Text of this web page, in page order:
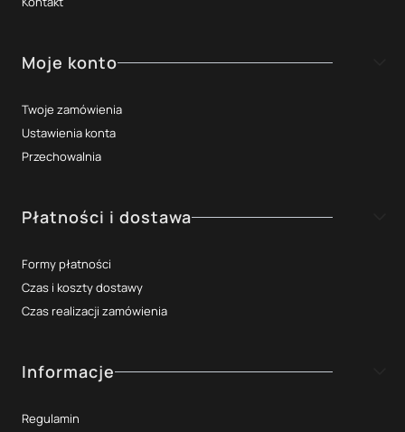
Moje konto
Twoje zamówienia
Ustawienia konta
Przechowalnia
Płatności i dostawa
Formy płatności
Czas i koszty dostawy
Czas realizacji zamówienia
Informacje
Regulamin